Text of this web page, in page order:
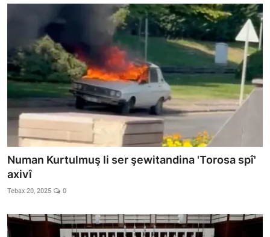
Numan Kurtulmuş li ser şewitandina 'Torosa spî'
axivî
Tebax 20, 2025 0